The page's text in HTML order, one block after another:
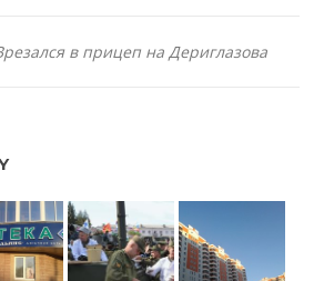
в прицеп на Дериглазова